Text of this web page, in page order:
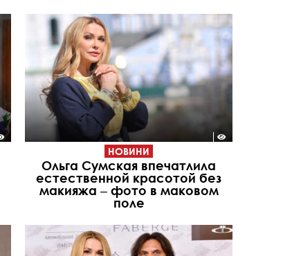
НОВИНИ
Ольга Сумская впечатлила
естественной красотой без
макияжа ‒ фото в маковом
поле